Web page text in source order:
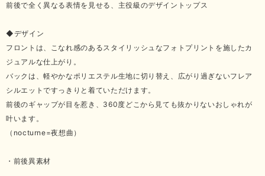
前後で全く異なる表情を見せる、主役級のデザイントップス
◆デザイン
フロントは、こなれ感のあるスタイリッシュなフォトプリントを施したカ
ジュアルな仕上がり。
バックは、軽やかなポリエステル生地に切り替え、広がり過ぎないフレア
シルエットですっきりと着ていただけます。
前後のギャップが目を惹き、360度どこから見ても抜かりないおしゃれが
叶います。
（nocturne=夜想曲）
・前後異素材